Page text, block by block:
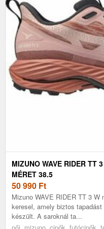
MIZUNO WAVE RIDER TT
MÉRET 38.5
50 990 Ft
Mizuno WAVE RIDER TT 3
keresel, amely biztos
készült. A saroknál ta...